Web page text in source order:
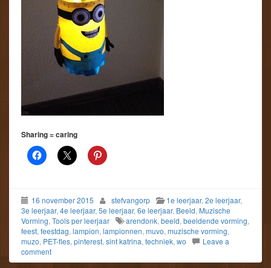
Sharing = caring
16 november 2015 stefvangorp 1e leerjaar, 2e leerjaar,
3e leerjaar, 4e leerjaar, 5e leerjaar, 6e leerjaar, Beeld, Muzische
Vorming, Tools per leerjaar arendonk, beeld, beeldende vorming,
feest, feestdag, lampion, lampionnen, muvo, muzische vorming,
muzo, PET-fles, pinterest, sint katrina, techniek, wo
Leave a
comment